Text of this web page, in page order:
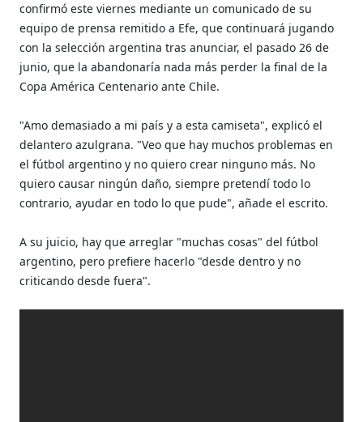
confirmó este viernes mediante un comunicado de su
equipo de prensa remitido a Efe, que continuará jugando
con la selección argentina tras anunciar, el pasado 26 de
junio, que la abandonaría nada más perder la final de la
Copa América Centenario ante Chile.
"Amo demasiado a mi país y a esta camiseta", explicó el
delantero azulgrana. "Veo que hay muchos problemas en
el fútbol argentino y no quiero crear ninguno más. No
quiero causar ningún daño, siempre pretendí todo lo
contrario, ayudar en todo lo que pude", añade el escrito.
A su juicio, hay que arreglar "muchas cosas" del fútbol
argentino, pero prefiere hacerlo "desde dentro y no
criticando desde fuera".